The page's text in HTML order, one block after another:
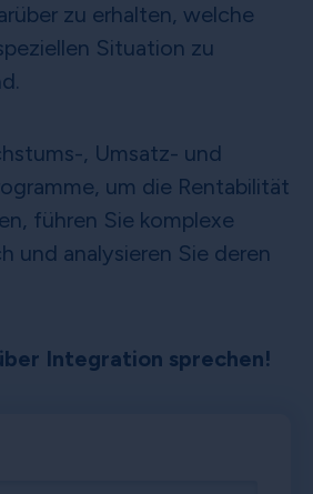
zu erhalten, welche
Situation zu
, Umsatz- und
um die Rentabilität
führen Sie komplexe
und analysieren Sie deren
Integration sprechen!